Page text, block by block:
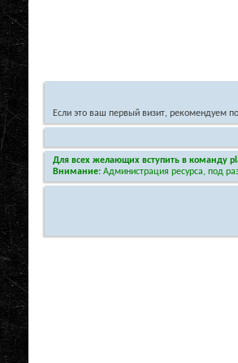
Если это ваш первый визит, рекомендуем
Для всех желающих вступить в команду
Внимание: Администрация ресурса, под